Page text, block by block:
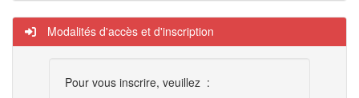
Modalités d'accès et d'inscription
Pour vous inscrire, veuillez :